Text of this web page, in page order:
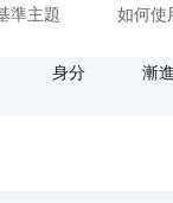
準主題 如何使
身分 漸